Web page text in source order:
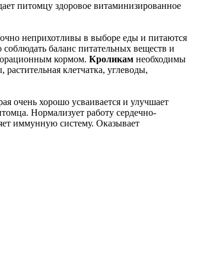
питомцу здоровое витаминизированное
неприхотливы в выборе еды и питаются
баланс питательных веществ и
кормом. Кроликам необходимы
клетчатка, углеводы,
очень хорошо усваивается и улучшает
Нормализует работу сердечно-
иммунную систему. Оказывает